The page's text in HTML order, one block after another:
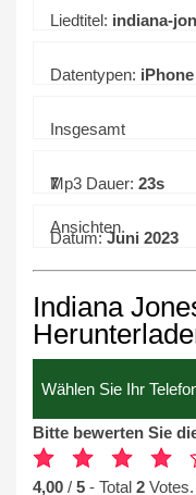
Liedtitel: indiana-
Datentypen: iPhone
Insgesamt
7
Ansichten.
Mp3 Dauer: 23s
Datum:Juni 2023
Indiana
Bitte bewerten Sie
4,00 / 5 - Total 2 Votes.